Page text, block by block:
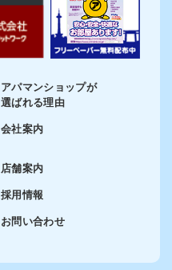
アパマンショップが
選ばれる理由
会社案内
店舗案内
採用情報
お問い合わせ